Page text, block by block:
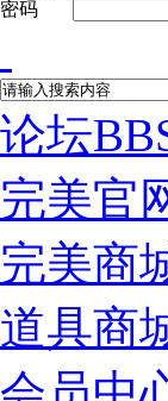
密码
论坛
完美官
完美商
道具商